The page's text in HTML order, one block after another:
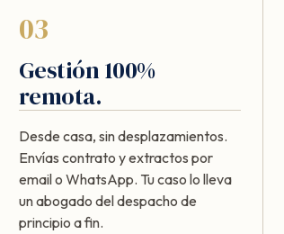
03
Gestión 100%
remota.
Desde casa, sin desplazamientos.
Envías contrato y extractos por
email o WhatsApp. Tu caso lo lleva
un abogado del despacho de
principio a fin.